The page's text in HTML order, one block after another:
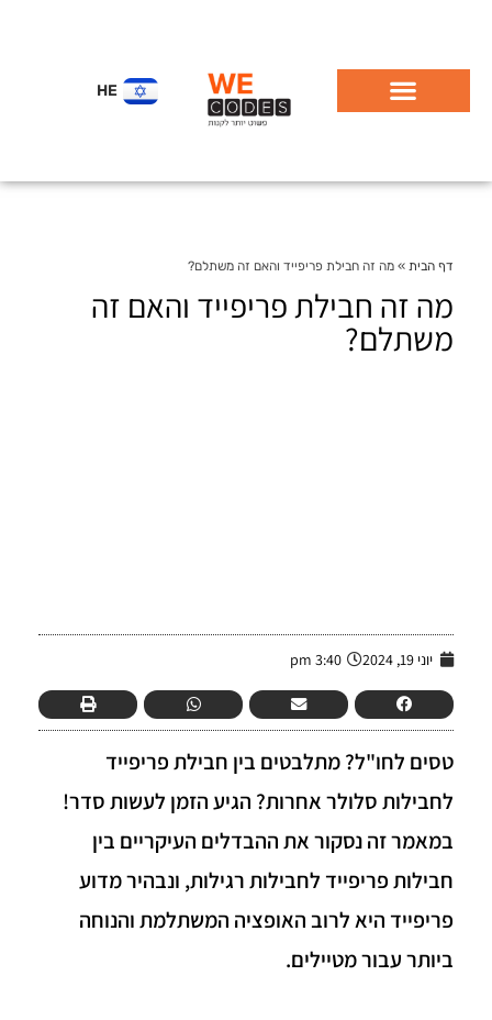
HE
דף הבית » מה זה חבילת פריפייד והאם זה משתלם?
מה זה חבילת פריפייד והאם זה
משתלם?
יוני 19, 2024 3:40 pm
טסים לחו"ל? מתלבטים בין חבילת פריפייד
לחבילות סלולר אחרות? הגיע הזמן לעשות סדר!
במאמר זה נסקור את ההבדלים העיקריים בין
חבילות פריפייד לחבילות רגילות, ונבהיר מדוע
פריפייד היא לרוב האופציה המשתלמת והנוחה
ביותר עבור מטיילים.